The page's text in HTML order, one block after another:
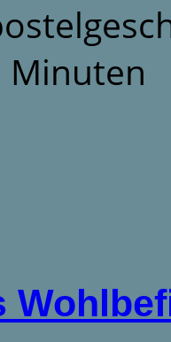
Minuten